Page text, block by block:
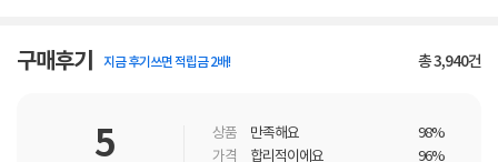
구매후기 지금 후기쓰면 적립금 2배! 총3,940건
5 상품 만족해요
98%
가격
합리적이에요
96%